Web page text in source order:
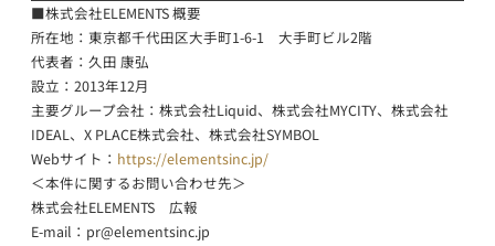
■株式会社ELEMENTS 概要
所在地：東京都千代田区大手町1-6-1 大手町ビル2階
代表者：久田 康弘
設立：2013年12月
主要グループ会社：株式会社Liquid、株式会社MYCITY、株式会社
IDEAL、X PLACE株式会社、株式会社SYMBOL
Webサイト： https://elementsinc.jp/
＜本件に関するお問い合わせ先＞
株式会社ELEMENTS 広報
E-mail： pr@elementsinc.jp